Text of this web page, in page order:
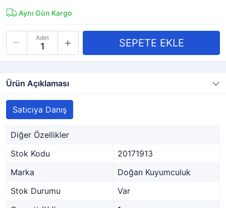
Aynı Gün Kargo
Adet
Ürün Açıklaması
Satıcıya Danış
Diğer Özellikler
Stok Kodu
20171913
Marka
Doğan Kuyumculuk
Stok Durumu
Var